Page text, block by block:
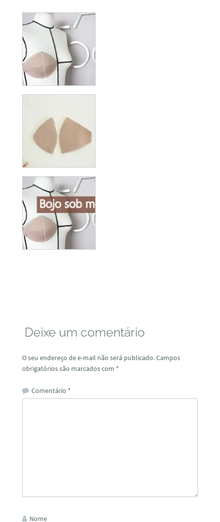
Deixe um comentário
O seu endereço de e-mail não será publicado.Campos
obrigatórios são marcados com *
Comentário *
Nome